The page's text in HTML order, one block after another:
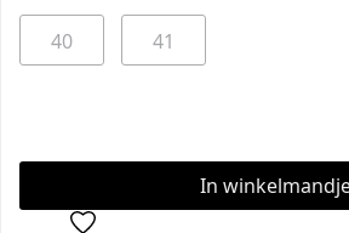
40 41